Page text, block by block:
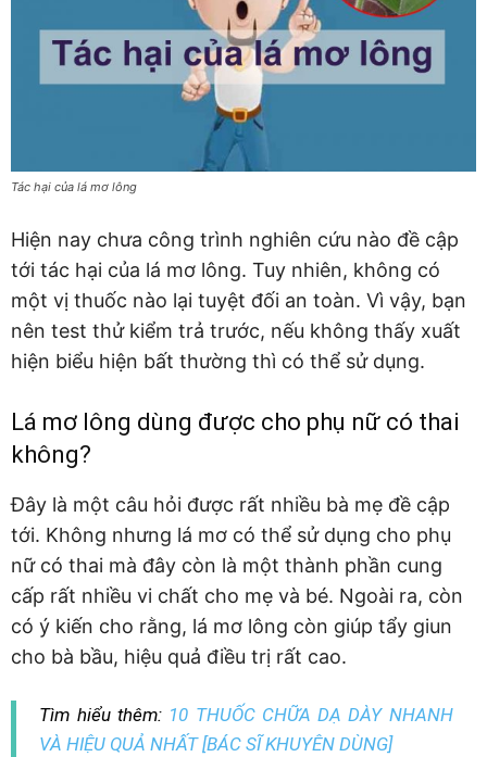
Tác hại của lá mơ lông
Hiện nay chưa công trình nghiên cứu nào đề cập
tới tác hại của lá mơ lông. Tuy nhiên, không có
một vị thuốc nào lại tuyệt đối an toàn. Vì vậy, bạn
nên test thử kiểm trả trước, nếu không thấy xuất
hiện biểu hiện bất thường thì có thể sử dụng.
Lá mơ lông dùng được cho phụ nữ có thai
không?
Đây là một câu hỏi được rất nhiều bà mẹ đề cập
tới. Không nhưng lá mơ có thể sử dụng cho phụ
nữ có thai mà đây còn là một thành phần cung
cấp rất nhiều vi chất cho mẹ và bé. Ngoài ra, còn
có ý kiến cho rằng, lá mơ lông còn giúp tẩy giun
cho bà bầu, hiệu quả điều trị rất cao.
Tìm hiểu thêm: 10 THUỐC CHỮA DẠ DÀY NHANH
VÀ HIỆU QUẢ NHẤT [BÁC SĨ KHUYÊN DÙNG]